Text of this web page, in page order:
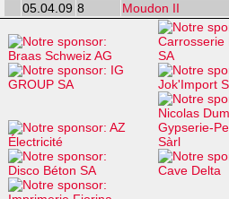
05.04.09 8 Moudon II